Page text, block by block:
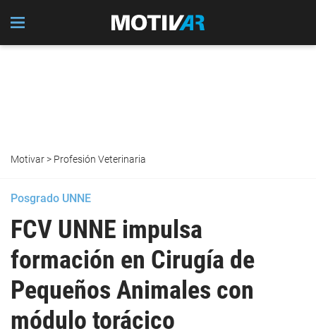
Motivar> Profesión Veterinaria
Posgrado UNNE
FCV UNNE impulsa
formación en Cirugía de
Pequeños Animales con
módulo torácico